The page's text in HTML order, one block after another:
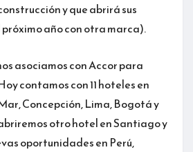
y que abrirá sus
año con otra marca).
asociamos con Accor para
contamos con 11 hoteles en
Concepción, Lima, Bogotá y
otro hotel en Santiago y
oportunidades en Perú,